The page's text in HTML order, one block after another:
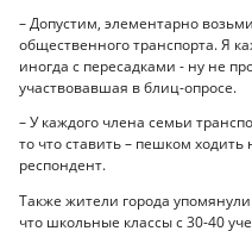
– Допустим, элементарно
общественного транспорта. Я
иногда с пересадками - ну не
участвовавшая в блиц-опросе.
– У каждого члена семьи
то что ставить – пешком
респондент.
Также жители города упомянули
что школьные классы с 30-40